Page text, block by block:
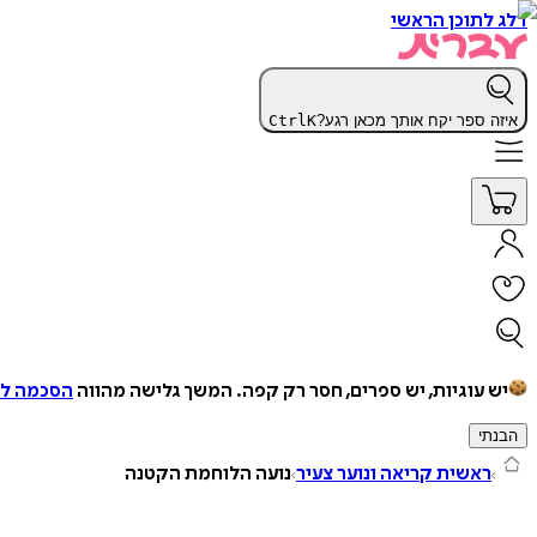
דלג לתוכן הראשי
איזה ספר יקח אותך מכאן רגע? CtrlK
יש עוגיות, יש ספרים, חסר רק קפה. המשך גלישה מהווה הסכמה
הבנתי
ראשית קריאה ונוער צעיר נועה הלוחמת הקטנה